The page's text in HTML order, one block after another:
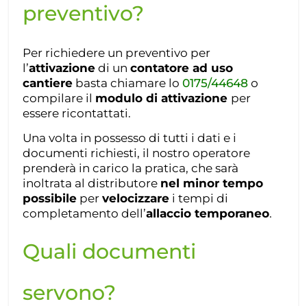
preventivo?
Per richiedere un preventivo per
l’attivazione di uncontatore ad uso
cantiere basta chiamare lo0175/44648 o
compilare il modulo di attivazione per
essere ricontattati.
Una volta in possesso di tutti i dati e i
documenti richiesti, il nostro operatore
prenderà in carico la pratica, che sarà
inoltrata al distributore nel minor tempo
possibile pervelocizzare i tempi di
completamento dell’allaccio temporaneo.
Quali documenti
servono?